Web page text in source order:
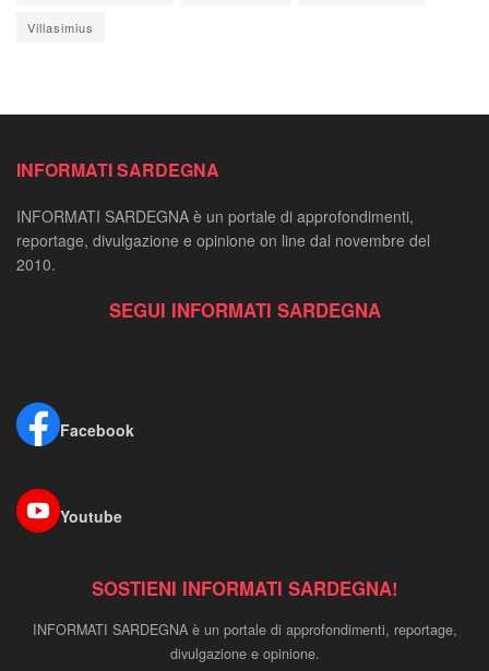
Villasimius
INFORMATI SARDEGNA
INFORMATI SARDEGNA è un portale di approfondimenti,
reportage, divulgazione e opinione on line dal novembre del
2010.
SEGUI INFORMATI SARDEGNA
Facebook
Youtube
SOSTIENI INFORMATI SARDEGNA!
INFORMATI SARDEGNA è un portale di approfondimenti, reportage,
divulgazione e opinione.